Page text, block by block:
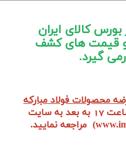
سازمانی
گذاری
کالای ایران
و قیمت های کشف
گیرد.
محصولات فولاد مبارکه
می توانید روز قبل از عرضه از ساعت 17 به بعد به سایت